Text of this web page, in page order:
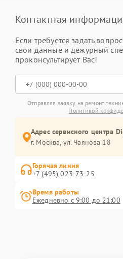
Контактная
Если требуется задать
свои данные и дежурный
проконсультирует Вас!
Отправляя заявку на ремонт
Политикой
Адрес сервисного центра
г. Москва, ул. Чаянова 18
Горячая линия
+7 (495) 023-73-25
Время работы
Ежедневно с 9:00 до 21:00